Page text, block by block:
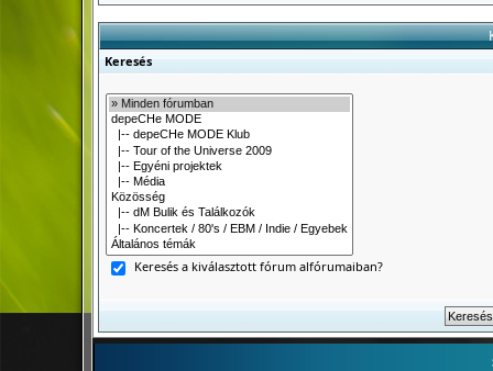
Keresés
Keresés a kiválasztott fórum alfórumaiban?